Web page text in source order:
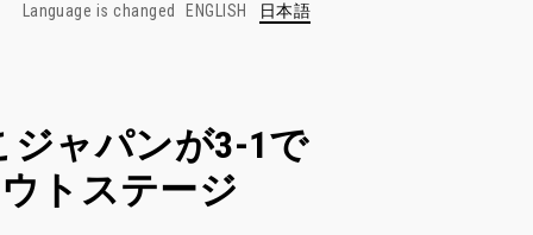
Language is changed ENGLISH 日本語
ジャパンが3-1で
トステージ